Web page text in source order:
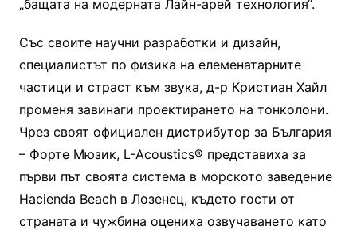
„бащата на модерната Лайн-арей технология“.
Със своите научни разработки и дизайн,
специалистът по физика на елеменатарните
частици и страст към звука, д-р Кристиан Хайл
променя завинаги проектирането на тонколони.
Чрез своят официален дистрибутор за България
– Форте Мюзик, L-Acoustics® представиха за
първи път своята система в морското заведение
Hacienda Beach в Лозенец, където гости от
страната и чужбина оцениха озвучаването като